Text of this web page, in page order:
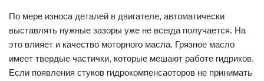
По мере износа деталей в двигателе, автоматически
выставлять нужные зазоры уже не всегда получается. На
это влияет и качество моторного масла. Грязное масло
имеет твердые частички, которые мешают работе гидриков.
Если появления стуков гидрокомпенсаоторов не принимать